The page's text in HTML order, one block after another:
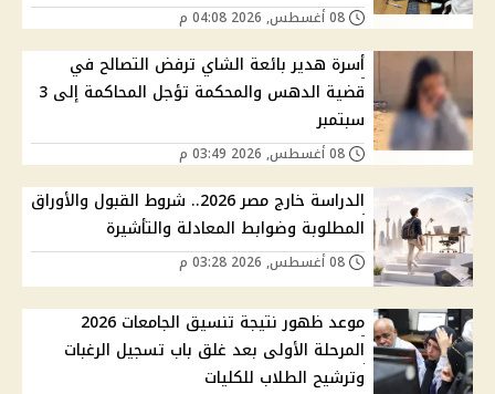
أسرة هدير بائعة الشاي ترفض التصالح في
قضية الدهس والمحكمة تؤجل المحاكمة إلى 3
سبتمبر
الدراسة خارج مصر 2026.. شروط القبول والأوراق
المطلوبة وضوابط المعادلة والتأشيرة
موعد ظهور نتيجة تنسيق الجامعات 2026
المرحلة الأولى بعد غلق باب تسجيل الرغبات
وترشيح الطلاب للكليات